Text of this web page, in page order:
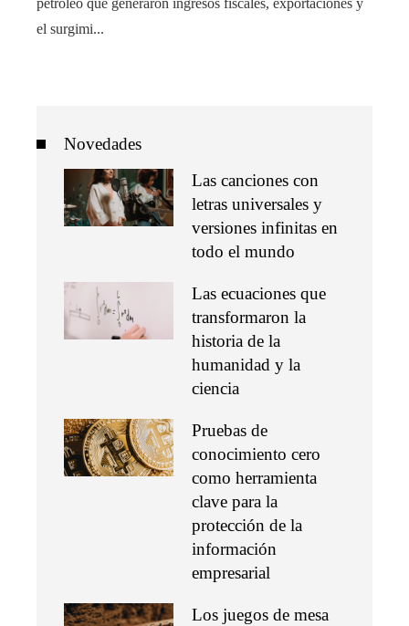
petróleo que generaron ingresos fiscales, exportaciones y
el surgimi...
Novedades
Las canciones con
letras universales y
versiones infinitas en
todo el mundo
Las ecuaciones que
transformaron la
historia de la
humanidad y la
ciencia
Pruebas de
conocimiento cero
como herramienta
clave para la
protección de la
información
empresarial
Los juegos de mesa